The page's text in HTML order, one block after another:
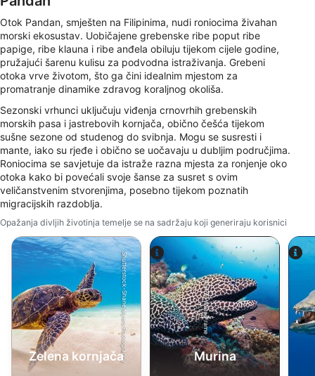
Otok Pandan, smješten na Filipinima, nudi roniocima živahan
morski ekosustav. Uobičajene grebenske ribe poput ribe
papige, ribe klauna i ribe anđela obiluju tijekom cijele godine,
pružajući šarenu kulisu za podvodna istraživanja. Grebeni
otoka vrve životom, što ga čini idealnim mjestom za
promatranje dinamike zdravog koraljnog okoliša.
Sezonski vrhunci uključuju viđenja crnovrhih grebenskih
morskih pasa i jastrebovih kornjača, obično češća tijekom
sušne sezone od studenog do svibnja. Mogu se susresti i
mante, iako su rjeđe i obično se uočavaju u dubljim područjima.
Roniocima se savjetuje da istraže razna mjesta za ronjenje oko
otoka kako bi povećali svoje šanse za susret s ovim
veličanstvenim stvorenjima, posebno tijekom poznatih
migracijskih razdoblja.
Opažanja divljih životinja temelje se na sadržaju koji generiraju korisnici
Shutterstock-Shane Myers Photography
Zelena kornjača
Alamy-WaterFrame
Murina
Create profiles to personalise content
Use profiles to select personalised content
Measure advertising performance
Measure content performance
Understand audiences through statistics or
combinations of data from different sources
Develop and improve services
Use limited data to select content
Use precise geolocation data
Identify devices based on information
actively requested
Non-IAB processing purposes:
Necessary
Performance